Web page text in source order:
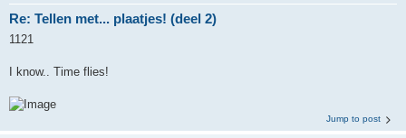
Re: Tellen met... plaatjes! (deel 2)
1121
I know.. Time flies!
Jump to post